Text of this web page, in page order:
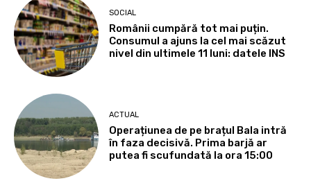
SOCIAL
Românii cumpără tot mai puțin.
Consumul a ajuns la cel mai scăzut
nivel din ultimele 11 luni: datele INS
ACTUAL
Operațiunea de pe brațul Bala intră
în faza decisivă. Prima barjă ar
putea fi scufundată la ora 15:00